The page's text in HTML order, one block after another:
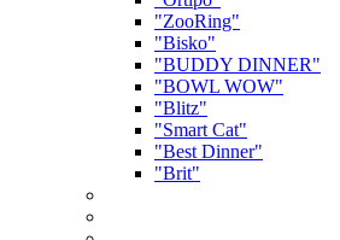
"ZooRing"
"Bisko"
"BUDDY DINNER"
"BOWL WOW"
"Blitz"
"Smart Cat"
"Best Dinner"
"Brit"